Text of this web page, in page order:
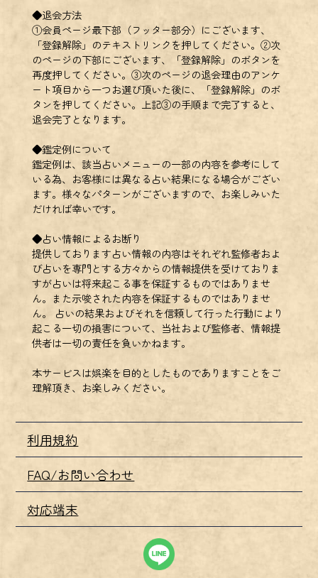
◆退会方法
①会員ページ最下部（フッター部分）にございます、
「登録解除」のテキストリンクを押してください。②次
のページの下部にございます、「登録解除」のボタンを
再度押してください。③次のページの退会理由のアンケ
ート項目から一つお選び頂いた後に、「登録解除」のボ
タンを押してください。上記③の手順まで完了すると、
退会完了となります。
◆鑑定例について
鑑定例は、該当占いメニューの一部の内容を参考にして
いる為、お客様には異なる占い結果になる場合がござい
ます。様々なパターンがございますので、お楽しみいた
だければ幸いです。
◆占い情報によるお断り
提供しております占い情報の内容はそれぞれ監修者およ
び占いを専門とする方々からの情報提供を受けておりま
すが占いは将来起こる事を保証するものではありませ
ん。また示唆された内容を保証するものではありませ
ん。 占いの結果およびそれを信頼して行った行動により
起こる一切の損害について、当社および監修者、情報提
供者は一切の責任を負いかねます。
本サービスは娯楽を目的としたものでありますことをご
理解頂き、お楽しみください。
利用規約
FAQ/お問い合わせ
対応端末